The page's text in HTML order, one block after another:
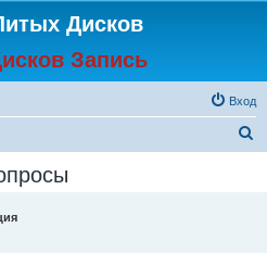
Дисков
Запись
Вход